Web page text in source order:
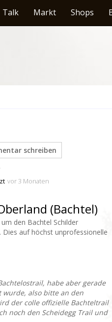
Talk Markt Shops
schreiben
vor 3 Monaten
(Bachtel)
den Bachtel Schilder
auf höchst unprofessionelle
habe aber gerade
also bitte an den
der colle offizielle Bachteltrail
noch den Scheidegg Trail und